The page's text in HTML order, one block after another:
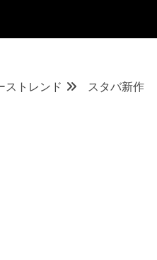
ストレンド スタバ新作